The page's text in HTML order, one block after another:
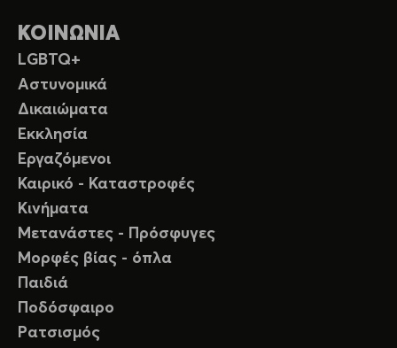
ΚΟΙΝΩΝΙΑ
LGBTQ+
Αστυνομικά
Δικαιώματα
Εκκλησία
Εργαζόμενοι
Καιρικό - Καταστροφές
Κινήματα
Μετανάστες - Πρόσφυγες
Μορφές βίας - όπλα
Παιδιά
Ποδόσφαιρο
Ρατσισμός